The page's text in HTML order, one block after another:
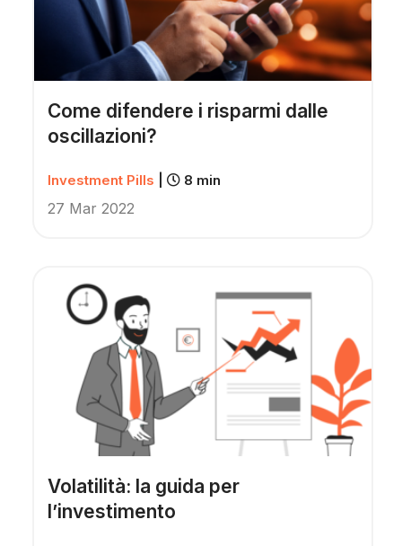
Come difendere i risparmi dalle
oscillazioni?
Investment Pills 8 min
27 Mar 2022
Volatilità: la guida per
l’investimento